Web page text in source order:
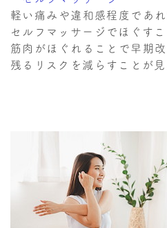
軽い痛みや違和感程度であ
セルフマッサージでほぐす
筋肉がほぐれることで早期
残るリスクを減らすことが見